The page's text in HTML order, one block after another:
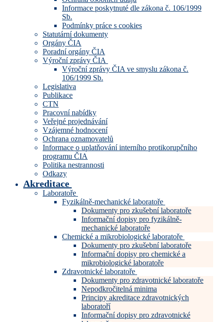
Informace poskytnuté dle zákona č. 106/1999
Sb.
Podmínky práce s cookies
Statutární dokumenty
Orgány ČIA
Poradní orgány ČIA
Výroční zprávy ČIA
Výroční zprávy ČIA ve smyslu zákona č.
106/1999 Sb.
Legislativa
Publikace
CTN
Pracovní nabídky
Veřejné projednávání
Vzájemné hodnocení
Ochrana oznamovatelů
Informace o uplatňování interního protikorupčního
programu ČIA
Politika nestrannosti
Odkazy
Akreditace
Laboratoře
Fyzikálně-mechanické laboratoře
Dokumenty pro zkušební laboratoře
Informační dopisy pro fyzikálně-
mechanické laboratoře
Chemické a mikrobiologické laboratoře
Dokumenty pro zkušební laboratoře
Informační dopisy pro chemické a
mikrobiologické laboratoře
Zdravotnické laboratoře
Dokumenty pro zdravotnické laboratoře
Nepodkročitelná minima
Principy akreditace zdravotnických
laboratoří
Informační dopisy pro zdravotnické